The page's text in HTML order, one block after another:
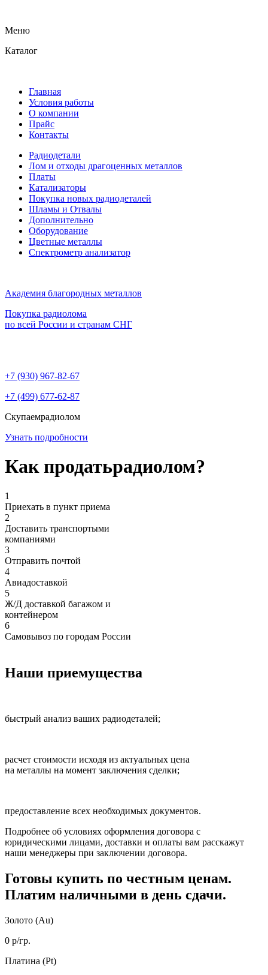
Меню
Каталог
Главная
Условия работы
О компании
Прайс
Контакты
Радиодетали
Лом и отходы драгоценных металлов
Платы
Катализаторы
Покупка новых радиодеталей
Шламы и Отвалы
Дополнительно
Оборудование
Цветные металлы
Спектрометр анализатор
Академия благородных металлов
Покупка радиолома
по всей России и странам СНГ
+7 (930) 967-82-67
+7 (499) 677-62-87
Скупаемрадиолом
Узнать подробности
Как продатьрадиолом?
1
Приехать в пункт приема
2
Доставить транспортыми
компаниями
3
Отправить почтой
4
Авиадоставкой
5
Ж/Д доставкой багажом и
контейнером
6
Самовывоз по городам России
Наши приемущества
быстрый анализ ваших радиодеталей;
расчет стоимости исходя из актуальных цена
на металлы на момент заключения сделки;
предоставление всех необходимых документов.
Подробнее об условиях оформления договора с
юридическими лицами, доставки и оплаты вам расскажут
наши менеджеры при заключении договора.
Готовы купить по честным ценам.
Платим наличными в день сдачи.
Золото (Au)
0 р/гр.
Платина (Pt)